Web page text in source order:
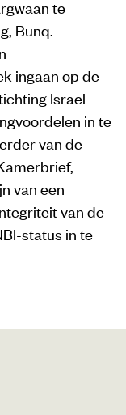
te
Bunq.
ingaan op de
Israel
in te
van de
van een
van de
status in te